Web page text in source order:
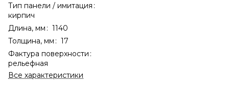
Тип панели / имитация :
кирпич
Длина, мм : 1140
Толщина, мм : 17
Фактура поверхности :
рельефная
Все характеристики